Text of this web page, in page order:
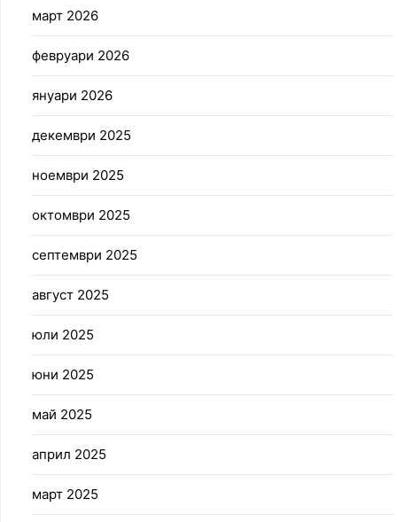
март 2026
февруари 2026
януари 2026
декември 2025
ноември 2025
октомври 2025
септември 2025
август 2025
юли 2025
юни 2025
май 2025
април 2025
март 2025